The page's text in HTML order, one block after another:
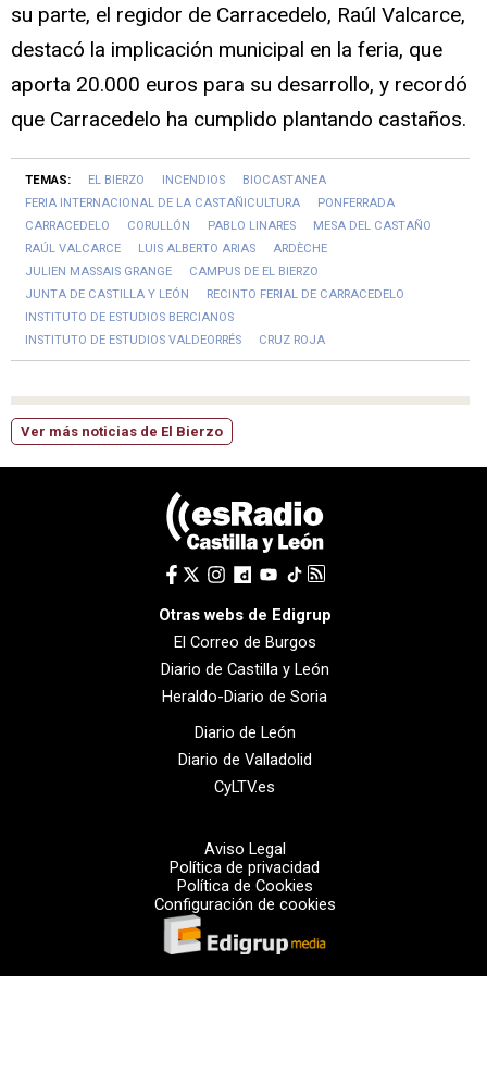
su parte, el regidor de Carracedelo, Raúl Valcarce,
destacó la implicación municipal en la feria, que
aporta 20.000 euros para su desarrollo, y recordó
que Carracedelo ha cumplido plantando castaños.
TEMAS: EL BIERZO INCENDIOS
BIOCASTANEA
FERIA INTERNACIONAL DE LA CASTAÑICULTURA
PONFERRADA
CARRACEDELO
CORULLÓN PABLO LINARES
MESA DEL CASTAÑO
RAÚL VALCARCE
LUIS ALBERTO ARIAS
ARDÈCHE
JULIEN MASSAIS GRANGE
CAMPUS DE EL BIERZO
JUNTA DE CASTILLA Y LEÓN
RECINTO FERIAL DE CARRACEDELO
INSTITUTO DE ESTUDIOS BERCIANOS
INSTITUTO DE ESTUDIOS VALDEORRÉS
CRUZ ROJA
Ver más noticias de El Bierzo
Otras webs de Edigrup
El Correo de Burgos
Diario de Castilla y León
Heraldo-Diario de Soria
Diario de León
Diario de Valladolid
CyLTV.es
Aviso Legal
Política de privacidad
Política de Cookies
Configuración de cookies